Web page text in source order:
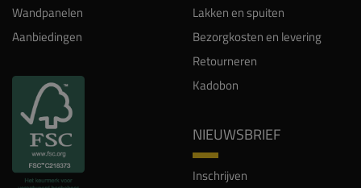
Wandpanelen
Aanbiedingen
Lakken en spuiten
Bezorgkosten en levering
Retourneren
Kadobon
NIEUWSBRIEF
Inschrijven